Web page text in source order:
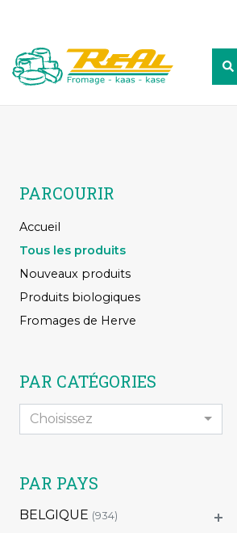
PARCOURIR
Accueil
Tous les produits
Nouveaux produits
Produits biologiques
Fromages de Herve
PAR CATÉGORIES
Choisissez
PAR PAYS
BELGIQUE (934)